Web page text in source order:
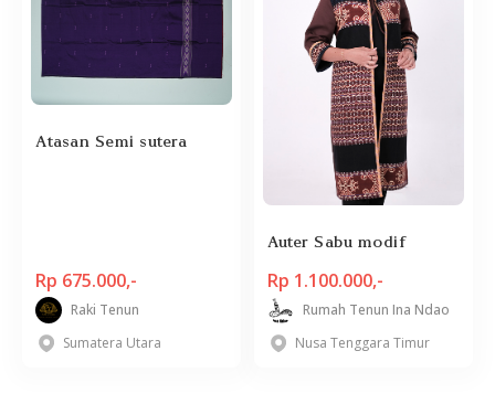
Atasan Semi sutera
Rp 675.000,-
Raki Tenun
Sumatera Utara
Auter Sabu modif
Rp 1.100.000,-
Rumah Tenun Ina Ndao
Nusa Tenggara Timur